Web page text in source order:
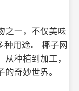
之一，不仅美味
种用途。 椰子网
种植到加工，
奇妙世界。